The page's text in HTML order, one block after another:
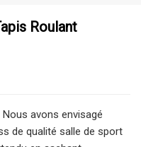
Roulant
avons envisagé
de qualité salle de sport